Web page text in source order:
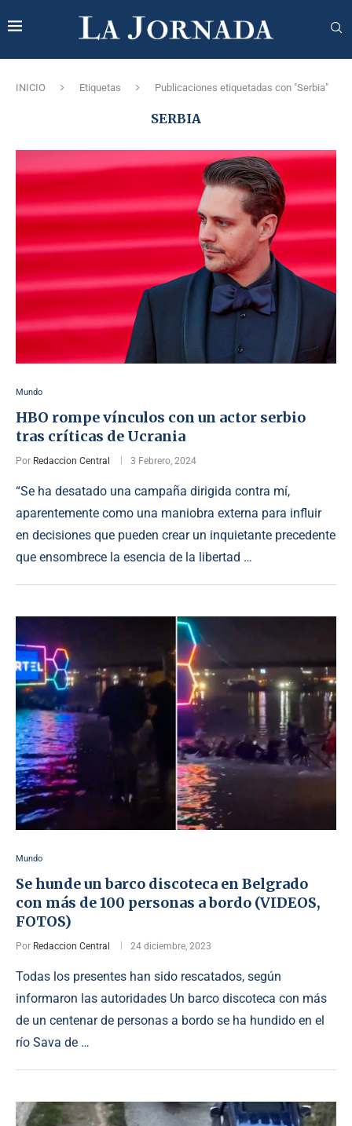
INICIO Etiquetas Publicaciones etiquetadas con "Serbia"
SERBIA
Mundo
HBO rompe vínculos con un actor serbio
tras críticas de Ucrania
Por Redaccion Central 3 Febrero, 2024
“Se ha desatado una campaña dirigida contra mí,
aparentemente como una maniobra externa para influir
en decisiones que pueden crear un inquietante precedente
que ensombrece la esencia de la libertad …
Mundo
Se hunde un barco discoteca en Belgrado
con más de 100 personas a bordo (VIDEOS,
FOTOS)
Por Redaccion Central 24 diciembre, 2023
Todas los presentes han sido rescatados, según
informaron las autoridades Un barco discoteca con más
de un centenar de personas a bordo se ha hundido en el
río Sava de …